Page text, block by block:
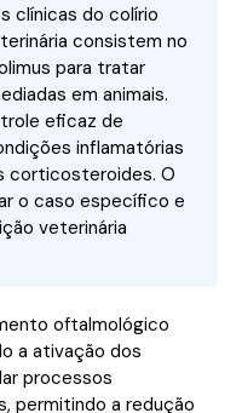
clínicas do colírio
consistem no
para tratar
em animais.
eficaz de
inflamatórias
corticosteroides. O
o caso específico e
veterinária
oftalmológico
a ativação dos
processos
permitindo a redução